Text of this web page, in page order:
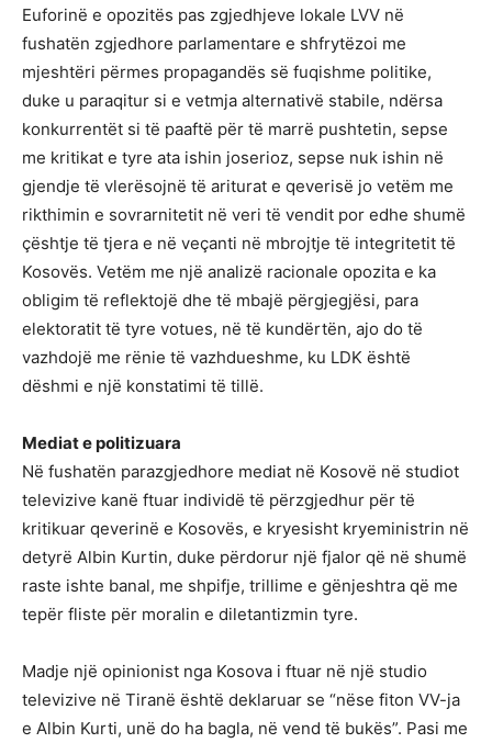
Euforinë e opozitës pas zgjedhjeve lokale LVV në
fushatën zgjedhore parlamentare e shfrytëzoi me
mjeshtëri përmes propagandës së fuqishme politike,
duke u paraqitur si e vetmja alternativë stabile, ndërsa
konkurrentët si të paaftë për të marrë pushtetin, sepse
me kritikat e tyre ata ishin joserioz, sepse nuk ishin në
gjendje të vlerësojnë të ariturat e qeverisë jo vetëm me
rikthimin e sovrarnitetit në veri të vendit por edhe shumë
çështje të tjera e në veçanti në mbrojtje të integritetit të
Kosovës. Vetëm me një analizë racionale opozita e ka
obligim të reflektojë dhe të mbajë përgjegjësi, para
elektoratit të tyre votues, në të kundërtën, ajo do të
vazhdojë me rënie të vazhdueshme, ku LDK është
dëshmi e një konstatimi të tillë.
Mediat e politizuara
Në fushatën parazgjedhore mediat në Kosovë në studiot
televizive kanë ftuar individë të përzgjedhur për të
kritikuar qeverinë e Kosovës, e kryesisht kryeministrin në
detyrë Albin Kurtin, duke përdorur një fjalor që në shumë
raste ishte banal, me shpifje, trillime e gënjeshtra që me
tepër fliste për moralin e diletantizmin tyre.
Madje një opinionist nga Kosova i ftuar në një studio
televizive në Tiranë është deklaruar se “nëse fiton VV-ja
e Albin Kurti, unë do ha bagla, në vend të bukës”. Pasi me